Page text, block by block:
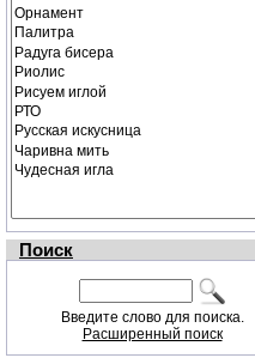
Поиск
Введите слово для поиска.
Расширенный поиск